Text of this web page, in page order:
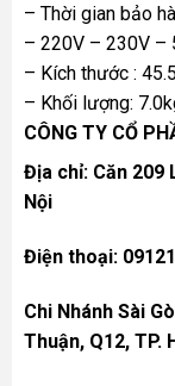
– Thời gian bảo
– 220V – 230V –
– Kích thước :
– Khối lượng:
CÔNG TY CỔ
Địa chỉ: Căn 209
Nội
Điện thoại:
Chi Nhánh Sài
Thuận, Q12, TP.